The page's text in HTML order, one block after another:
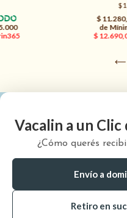
Vacalin a un Clic
¿Cómo querés
Envío a
Retiro en